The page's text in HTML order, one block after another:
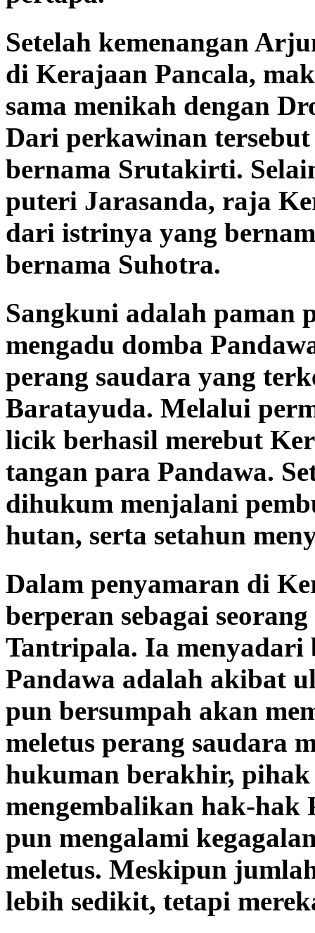
Setelah kemenangan
di Kerajaan Pancala,
sama menikah dengan
Dari perkawinan
bernama Srutakirti.
puteri Jarasanda, raja
dari istrinya yang
bernama Suhotra.
Sangkuni adalah
mengadu domba
perang saudara yang
Baratayuda. Melalui
licik berhasil merebut
tangan para Pandawa.
dihukum menjalani
hutan, serta setahun
Dalam penyamaran di
berperan sebagai
Tantripala. Ia menyadari
Pandawa adalah akibat
pun bersumpah akan
meletus perang saudara
hukuman berakhir,
mengembalikan hak-hak
pun mengalami
meletus. Meskipun
lebih sedikit, tetapi